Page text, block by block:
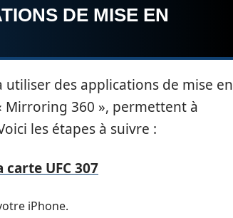
DE MISE EN
utiliser des applications de mise en
Mirroring 360 », permettent à
les étapes à suivre :
UFC 307
iPhone.